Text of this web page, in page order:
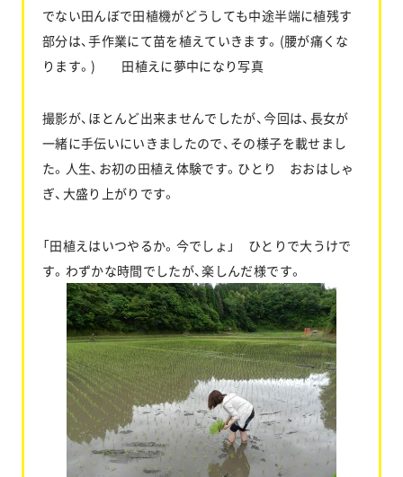
でない田んぼで田植機がどうしても中途半端に植残す
部分は、手作業にて苗を植えていきます。(腰が痛くな
ります。) 田植えに夢中になり写真
撮影が、ほとんど出来ませんでしたが、今回は、長女が
一緒に手伝いにいきましたので、その様子を載せまし
た。人生、お初の田植え体験です。ひとり おおはしゃ
ぎ、大盛り上がりです。
「田植えはいつやるか。今でしょ」 ひとりで大うけで
す。わずかな時間でしたが、楽しんだ様です。